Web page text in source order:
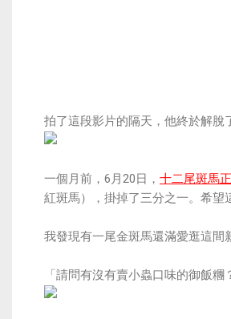
拍了這段影片的隔天，他終於解脫
一個月前，6月20日， 十二尾斑馬
紅斑馬），掛掉了三分之一。希望
我發現有一尾金斑馬還滿愛逛這間
「請問有沒有賣小蟲口味的御飯糰